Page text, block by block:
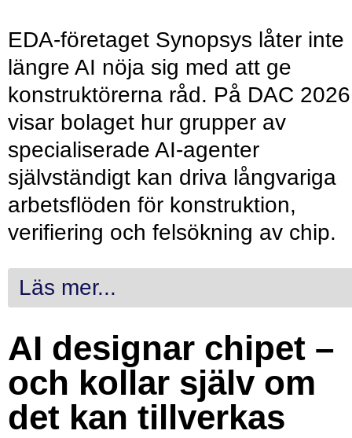
EDA-företaget Synopsys låter inte
längre AI nöja sig med att ge
konstruktörerna råd. På DAC 2026
visar bolaget hur grupper av
specialiserade AI-agenter
självständigt kan driva långvariga
arbetsflöden för konstruktion,
verifiering och felsökning av chip.
Läs mer...
AI designar chipet –
och kollar själv om
det kan tillverkas